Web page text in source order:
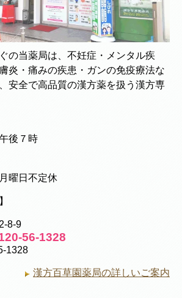
の当薬局は、不妊症・メンタル疾
炎・痛みの疾患・ガンの免疫療法な
安全で高品質の漢方薬を扱う漢方専
後７時
曜日不定休
8-9
56-1328
1328
漢方百草園薬局の詳しいご案内